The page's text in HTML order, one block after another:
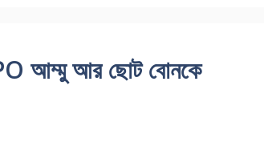
আম্মু আর ছোট বোনকে